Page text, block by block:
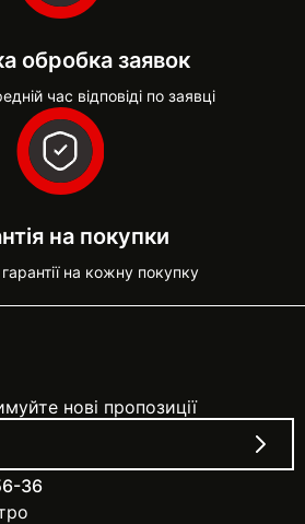
обробка заявок
час відповіді по заявці
на покупки
гарантії на кожну покупку
нові пропозиції
36